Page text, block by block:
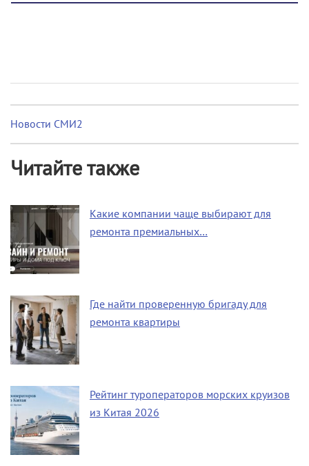
Новости СМИ2
Читайте также
Какие компании чаще выбирают для
ремонта премиальных…
Где найти проверенную бригаду для
ремонта квартиры
Рейтинг туроператоров морских круизов
из Китая 2026